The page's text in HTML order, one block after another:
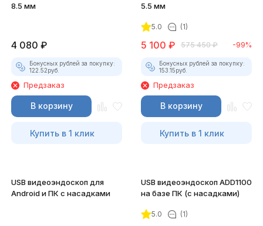
8.5 мм
4 080 ₽
Бонусных рублей за покупку:
122.52руб.
Предзаказ
В корзину
Купить в 1 клик
5.5 мм
5.0 (1)
5 100 ₽ 575 450 ₽ -99%
Бонусных рублей за покупку:
153.15руб.
Предзаказ
В корзину
Купить в 1 клик
USB видеоэндоскоп для
Android и ПК с насадками
USB видеоэндоскоп ADD1100
на базе ПК (с насадками)
5.0 (1)